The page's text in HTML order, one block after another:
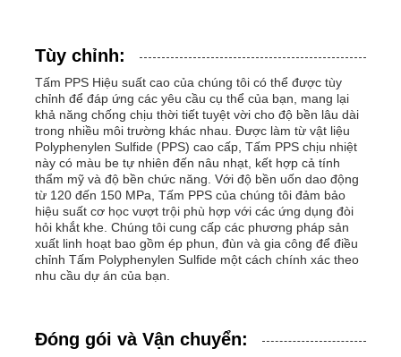
Tùy chỉnh:
Tấm PPS Hiệu suất cao của chúng tôi có thể được tùy
chỉnh để đáp ứng các yêu cầu cụ thể của bạn, mang lại
khả năng chống chịu thời tiết tuyệt vời cho độ bền lâu dài
trong nhiều môi trường khác nhau. Được làm từ vật liệu
Polyphenylen Sulfide (PPS) cao cấp, Tấm PPS chịu nhiệt
này có màu be tự nhiên đến nâu nhạt, kết hợp cả tính
thẩm mỹ và độ bền chức năng. Với độ bền uốn dao động
từ 120 đến 150 MPa, Tấm PPS của chúng tôi đảm bảo
hiệu suất cơ học vượt trội phù hợp với các ứng dụng đòi
hỏi khắt khe. Chúng tôi cung cấp các phương pháp sản
xuất linh hoạt bao gồm ép phun, đùn và gia công để điều
chỉnh Tấm Polyphenylen Sulfide một cách chính xác theo
nhu cầu dự án của bạn.
Đóng gói và Vận chuyển: